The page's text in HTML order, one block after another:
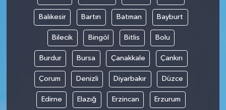
Balıkesir Bartın Batman Bayburt
Bilecik Bingöl Bitlis Bolu
Burdur Bursa Çanakkale Çankırı
Çorum Denizli Diyarbakır Düzce
Edirne Elazığ Erzincan Erzurum